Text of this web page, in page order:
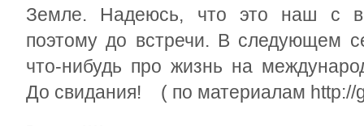
Земле. Надеюсь, что это наш с
поэтому до встречи. В следующем
что-нибудь про жизнь на
До свидания! ( по материалам http://